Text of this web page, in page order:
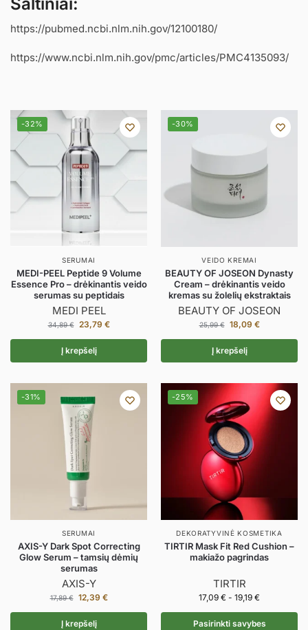
https://pubmed.ncbi.nlm.nih.gov/12100180/
https://www.ncbi.nlm.nih.gov/pmc/articles/PMC4135093/
-32%
SERUMAI
MEDI-PEEL Peptide 9 Volume
Essence Pro – drėkinantis veido
serumas su peptidais
MEDI PEEL
34,89€ 23,79 €
Į krepšelį
-30%
VEIDO KREMAI
BEAUTY OF JOSEON Dynasty
Cream – drėkinantis veido
kremas su žolelių ekstraktais
BEAUTY OF JOSEON
25,99€ 18,09 €
Į krepšelį
-31%
SERUMAI
AXIS-Y Dark Spot Correcting
Glow Serum – tamsių dėmių
serumas
AXIS-Y
17,89€ 12,39 €
Į krepšelį
-25%
DEKORATYVINĖ KOSMETIKA
TIRTIR Mask Fit Red Cushion –
makiažo pagrindas
TIRTIR
17,09 € - 19,19 €
Pasirinkti savybes